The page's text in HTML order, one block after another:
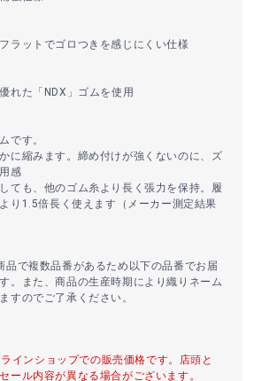
ラットでゴロつきを感じにくい仕様
れた「NDX」ゴムを使用
です。
に縮みます。締め付けが強くないのに、ズ
感
ても、他のゴム糸より長く張力を保持。履
り1.5倍長く使えます（メーカー測定結果
品で複数品番があるため以下の品番でお届
。また、商品の生産時期により織りネーム
すのでご了承ください。
インショップでの販売価格です。店頭と
ール内容が異なる場合がございます。